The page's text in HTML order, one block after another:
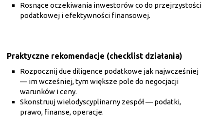
Rosnące oczekiwania inwestorów co do przejrzystości
podatkowej i efektywności finansowej.
Praktyczne rekomendacje (checklist działania)
Rozpocznij due diligence podatkowe jak najwcześniej
— im wcześniej, tym większe pole do negocjacji
warunków i ceny.
Skonstruuj wielodyscyplinarny zespół — podatki,
prawo, finanse, operacje.